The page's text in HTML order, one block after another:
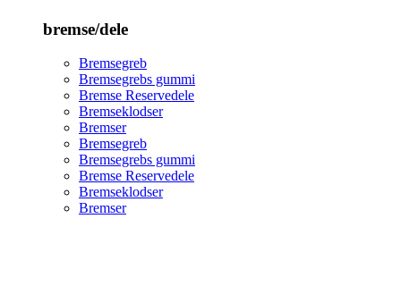
bremse/dele
Bremsegreb
Bremsegrebs gummi
Bremse Reservedele
Bremseklodser
Bremser
Bremsegreb
Bremsegrebs gummi
Bremse Reservedele
Bremseklodser
Bremser